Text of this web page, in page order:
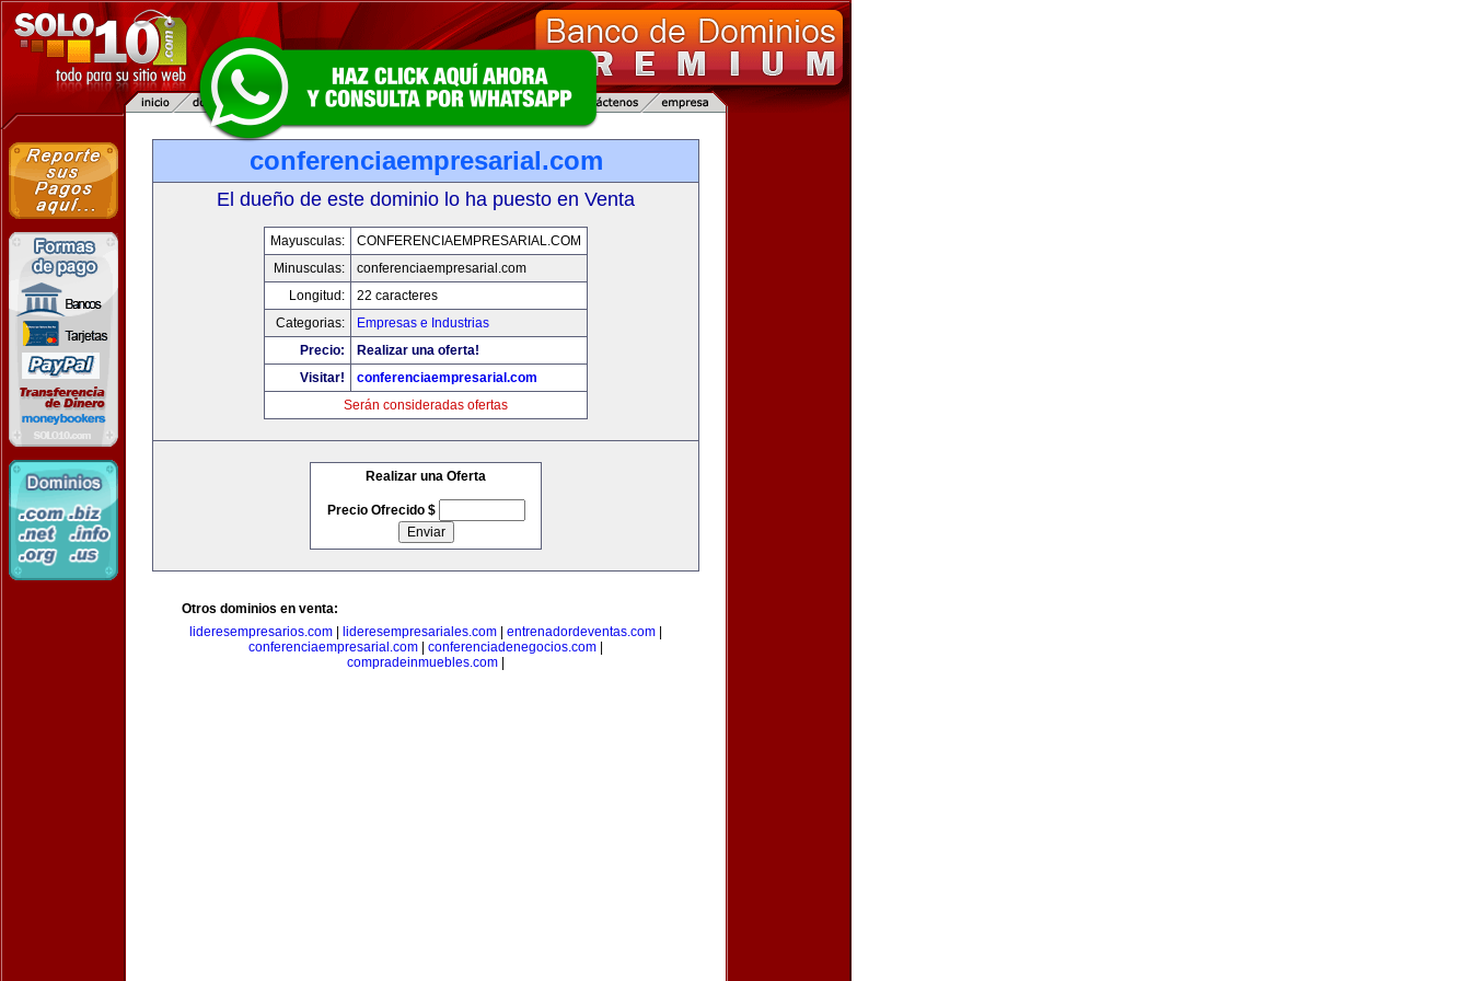
conferenciaempresarial.com
El dueño de este dominio lo ha puesto en Venta
Mayusculas:
CONFERENCIAEMPRESARIAL.COM
Minusculas:
conferenciaempresarial.com
Longitud:
22 caracteres
Categorias:
Empresas e Industrias
Precio:
Realizar una oferta!
Visitar!
conferenciaempresarial.com
Serán consideradas ofertas
Realizar una Oferta
Precio Ofrecido $
Otros dominios en venta:
lideresempresarios.com
lideresempresariales.com entrenadordeventas.com
conferenciaempresarial.com
conferenciadenegocios.com
compradeinmuebles.com